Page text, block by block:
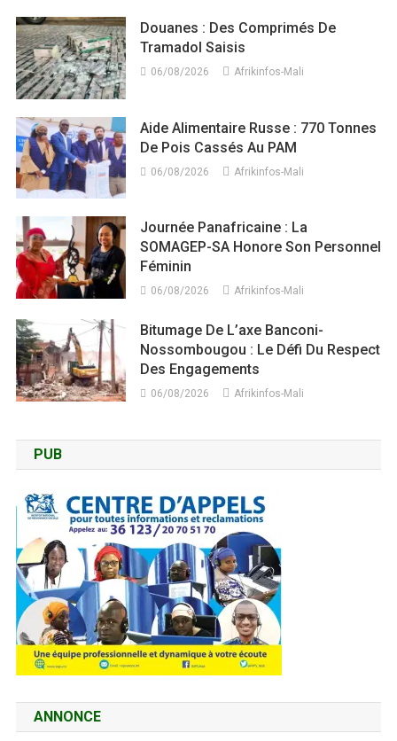
Douanes : Des Comprimés De
Tramadol Saisis
06/08/2026 Afrikinfos-Mali
Aide Alimentaire Russe : 770 Tonnes
De Pois Cassés Au PAM
06/08/2026 Afrikinfos-Mali
Journée Panafricaine : La
SOMAGEP-SA Honore Son Personnel
Féminin
06/08/2026 Afrikinfos-Mali
Bitumage De L’axe Banconi-
Nossombougou : Le Défi Du Respect
Des Engagements
06/08/2026 Afrikinfos-Mali
PUB
ANNONCE